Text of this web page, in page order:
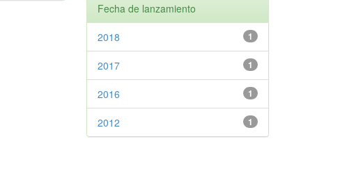
Fecha de lanzamiento
1
2018
1
2017
1
2016
1
2012